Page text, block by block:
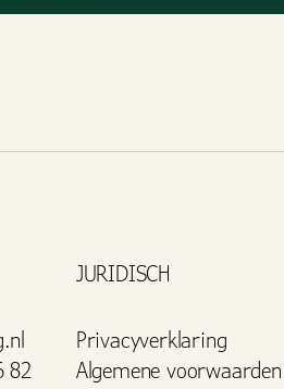
JURIDISCH
82
Privacyverklaring
Algemene voorwaarden